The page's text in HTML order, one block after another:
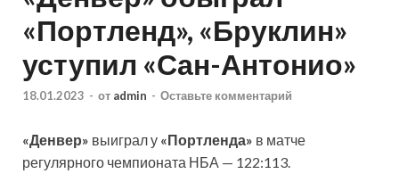
«Портленд», «Бруклин»
уступил «Сан-Антонио»
18.01.2023 - от admin - Оставьте комментарий
«Денвер» выиграл у «Портленда» в матче
регулярного чемпионата НБА — 122:113.